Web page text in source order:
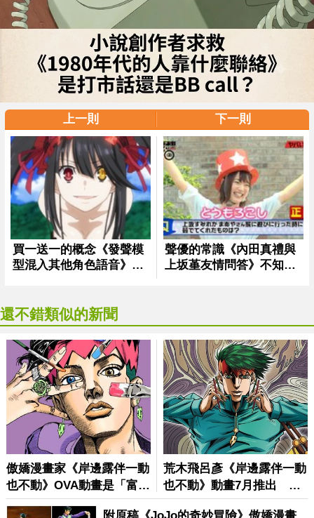
上一則 下一則
還不錯類似的新聞